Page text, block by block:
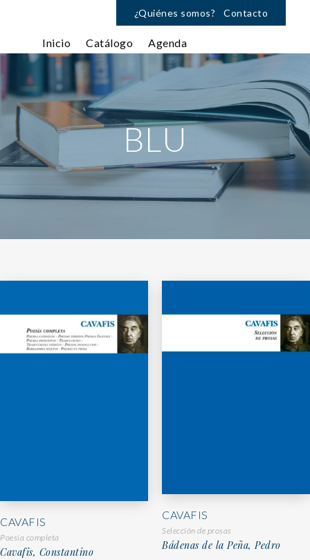
¿Quiénes somos? Contacto
Inicio Catálogo Agenda
BLU
CAVAFIS
Poesía completa
Cavafis, Constantino
CAVAFIS
Selección de prosas
Bádenas de la Peña, Pedro